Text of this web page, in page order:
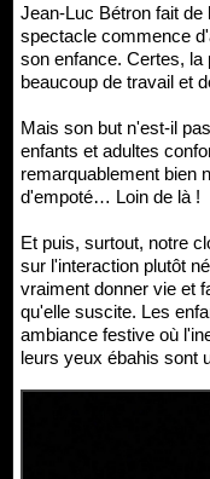
Jean-Luc Bétron fait de
spectacle commence
son enfance. Certes, la
beaucoup de travail et
Mais son but n'est-il
enfants et adultes
remarquablement bien
d'empoté… Loin de là !
Et puis, surtout, notre
sur l'interaction plutôt
vraiment donner vie et
qu'elle suscite. Les
ambiance festive où
leurs yeux ébahis sont